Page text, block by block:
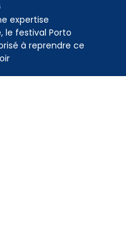
expertise
le festival Porto
à reprendre ce